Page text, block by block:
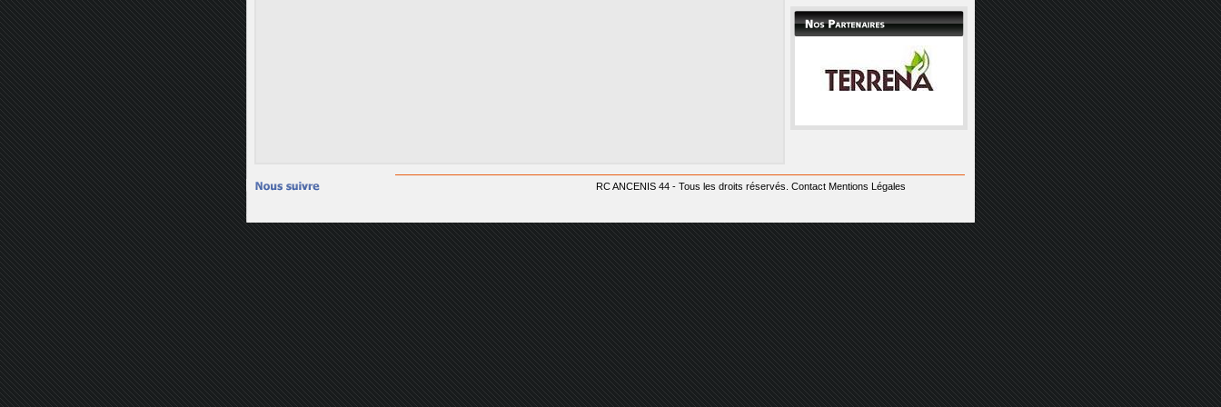
RC ANCENIS 44 - Tous les droits réservés. Contact Mentions Légales